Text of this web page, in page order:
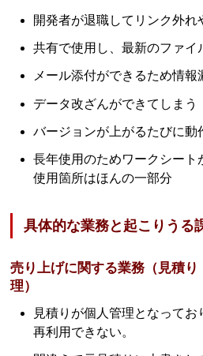
開発者が退職してリンク外
共有で使用し、最新のファイ
メール添付ができるため情報
データ改ざんができてしまう
バージョンが上がるたびに動
長年使用のためワークシート
使用箇所はほんの一部分
具体的な業務と起こりうる
売り上げに関する業務（見積
理）
見積りが個人管理となって
再利用できない。